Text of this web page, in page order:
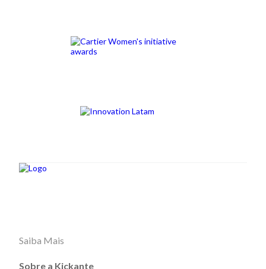
Saiba Mais
Sobre a Kickante